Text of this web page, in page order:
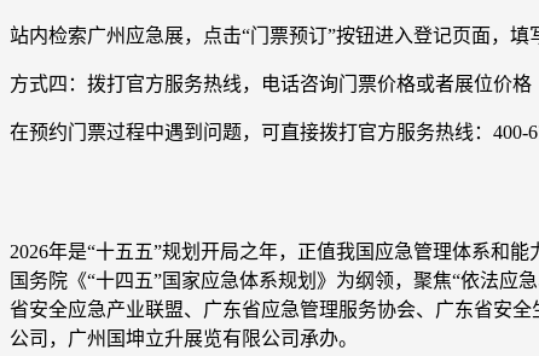
站内检索广州应急展，点击“门票预订”按钮进入登记页面，填
方式四：拨打官方服务热线，电话咨询门票价格或者展位价格
在预约门票过程中遇到问题，可直接拨打官方服务热线：400-
2026年是“十五五”规划开局之年，正值我国应急管理体系和
国务院《“十四五”国家应急体系规划》为纲领，聚焦“依法应
省安全应急产业联盟、广东省应急管理服务协会、广东省安
公司，广州国坤立升展览有限公司承办。